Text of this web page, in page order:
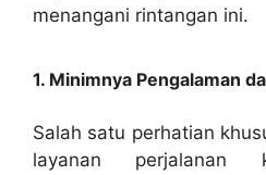
menangani rintangan ini.
1. Minimnya Pengalaman
Salah satu perhatian
layanan perjalanan